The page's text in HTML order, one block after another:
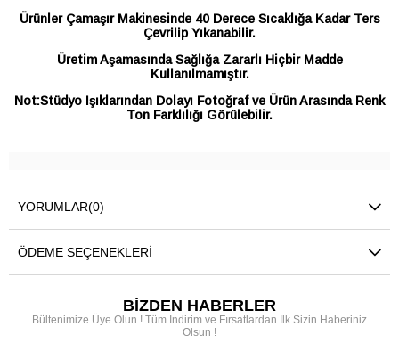
Ürünler Çamaşır Makinesinde 40 Derece Sıcaklığa Kadar Ters
Çevrilip Yıkanabilir.
Üretim Aşamasında Sağlığa Zararlı Hiçbir Madde
Kullanılmamıştır.
Not:Stüdyo Işıklarından Dolayı Fotoğraf ve Ürün Arasında Renk
Ton Farklılığı Görülebilir.
YORUMLAR(0)
ÖDEME SEÇENEKLERI
BİZDEN HABERLER
Bültenimize Üye Olun ! Tüm İndirim ve Fırsatlardan İlk Sizin Haberiniz
Olsun !